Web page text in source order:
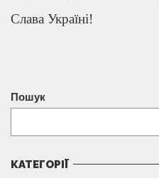
Слава Україні!
Пошук
КАТЕГОРІЇ